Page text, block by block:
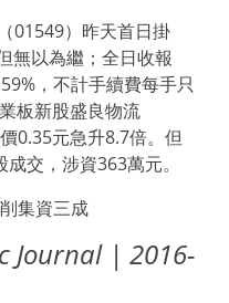
01549）昨天首日掛
無以為繼；全日收報
，不計手續費每手只
板新股盛良物流
0.35元急升8.7倍。但
交，涉資363萬元。
集資三成
Journal | 2016-